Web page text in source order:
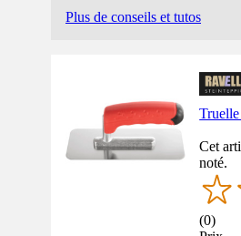
Plus de conseils et tutos
Cet
noté.
(0)